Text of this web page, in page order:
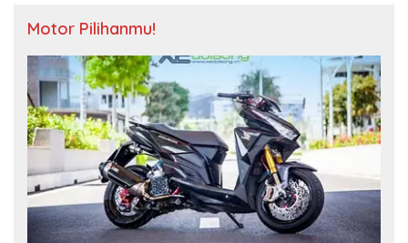
Motor Pilihanmu!